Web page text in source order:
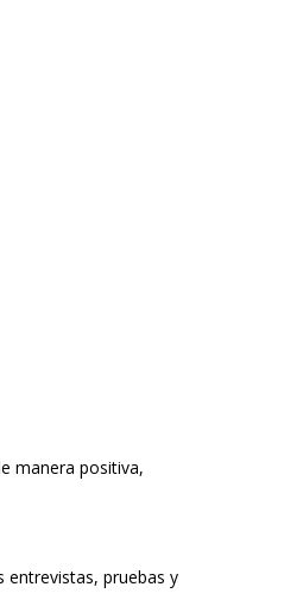
manera positiva,
entrevistas, pruebas y